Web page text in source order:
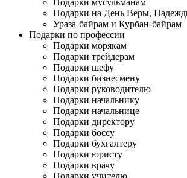
Подарки мусульманам
Подарки на День Веры,
Ураза-байрам и Курбан-байрам
Подарки по профессии
Подарки морякам
Подарки трейдерам
Подарки шефу
Подарки бизнесмену
Подарки руководителю
Подарки начальнику
Подарки начальнице
Подарки директору
Подарки боссу
Подарки бухгалтеру
Подарки юристу
Подарки врачу
Подарки учителю